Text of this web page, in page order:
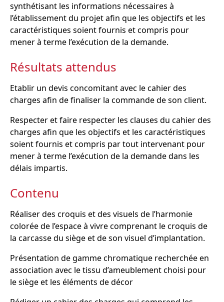
synthétisant les informations nécessaires à
l’établissement du projet afin que les objectifs et les
caractéristiques soient fournis et compris pour
mener à terme l’exécution de la demande.
Résultats attendus
Etablir un devis concomitant avec le cahier des
charges afin de finaliser la commande de son client.
Respecter et faire respecter les clauses du cahier des
charges afin que les objectifs et les caractéristiques
soient fournis et compris par tout intervenant pour
mener à terme l’exécution de la demande dans les
délais impartis.
Contenu
Réaliser des croquis et des visuels de l’harmonie
colorée de l’espace à vivre comprenant le croquis de
la carcasse du siège et de son visuel d’implantation.
Présentation de gamme chromatique recherchée en
association avec le tissu d’ameublement choisi pour
le siège et les éléments de décor